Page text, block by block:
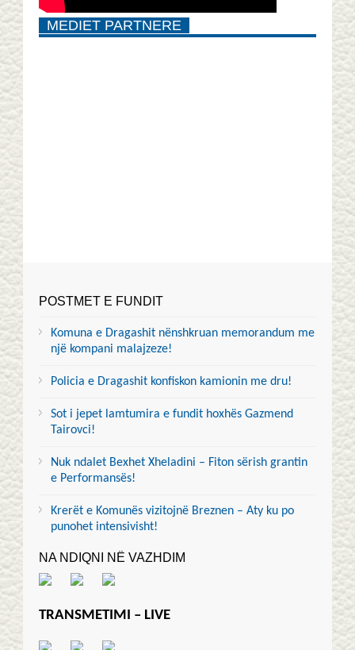
MEDIET PARTNERE
POSTMET E FUNDIT
Komuna e Dragashit nënshkruan memorandum me
një kompani malajzeze!
Policia e Dragashit konfiskon kamionin me dru!
Sot i jepet lamtumira e fundit hoxhës Gazmend
Tairovci!
Nuk ndalet Bexhet Xheladini – Fiton sërish grantin
e Performansës!
Krerët e Komunës vizitojnë Breznen – Aty ku po
punohet intensivisht!
NA NDIQNI NË VAZHDIM
TRANSMETIMI – LIVE